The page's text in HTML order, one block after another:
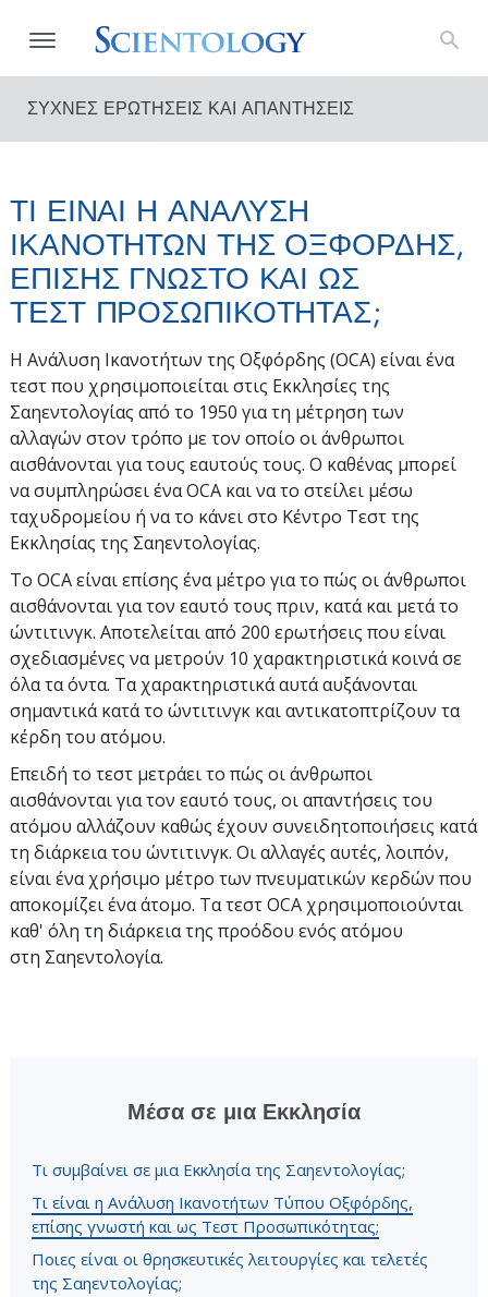
ΣΥΧΝΕΣ ΕΡΩΤΗΣΕΙΣ ΚΑΙ ΑΠΑΝΤΗΣΕΙΣ
ΤΙ ΕΙΝΑΙ Η ΑΝΑΛΥΣΗ
ΙΚΑΝΟΤΗΤΩΝ ΤΗΣ ΟΞΦΟΡΔΗΣ,
ΕΠΙΣΗΣ ΓΝΩΣΤΟ ΚΑΙ ΩΣ
ΤΕΣΤ ΠΡΟΣΩΠΙΚΟΤΗΤΑΣ;
Η Ανάλυση Ικανοτήτων της Οξφόρδης (OCA) είναι ένα
τεστ που χρησιμοποιείται στις Εκκλησίες της
Σαηεντολογίας από το 1950 για τη μέτρηση των
αλλαγών στον τρόπο με τον οποίο οι άνθρωποι
αισθάνονται για τους εαυτούς τους. Ο καθένας μπορεί
να συμπληρώσει ένα OCA και να το στείλει μέσω
ταχυδρομείου ή να το κάνει στο Κέντρο Τεστ της
Εκκλησίας της Σαηεντολογίας.
Το OCA είναι επίσης ένα μέτρο για το πώς οι άνθρωποι
αισθάνονται για τον εαυτό τους πριν, κατά και μετά το
ώντιτινγκ. Αποτελείται από 200 ερωτήσεις που είναι
σχεδιασμένες να μετρούν 10 χαρακτηριστικά κοινά σε
όλα τα όντα. Τα χαρακτηριστικά αυτά αυξάνονται
σημαντικά κατά το ώντιτινγκ και αντικατοπτρίζουν τα
κέρδη του ατόμου.
Επειδή το τεστ μετράει το πώς οι άνθρωποι
αισθάνονται για τον εαυτό τους, οι απαντήσεις του
ατόμου αλλάζουν καθώς έχουν συνειδητοποιήσεις κατά
τη διάρκεια του ώντιτινγκ. Οι αλλαγές αυτές, λοιπόν,
είναι ένα χρήσιμο μέτρο των πνευματικών κερδών που
αποκομίζει ένα άτομο. Τα τεστ OCA χρησιμοποιούνται
καθ' όλη τη διάρκεια της προόδου ενός ατόμου
στη Σαηεντολογία.
Μέσα σε μια Εκκλησία
Τι συμβαίνει σε μια Εκκλησία της Σαηεντολογίας;
Τι είναι η Ανάλυση Ικανοτήτων Τύπου Οξφόρδης,
επίσης γνωστή και ως Τεστ Προσωπικότητας;
Ποιες είναι οι θρησκευτικές λειτουργίες και τελετές
της Σαηεντολογίας;